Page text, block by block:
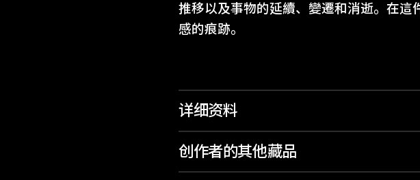
推移以及事物的延續、變遷和消逝。在
感的痕跡。
详细资料
创作者的其他藏品